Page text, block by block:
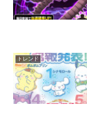
トレンド